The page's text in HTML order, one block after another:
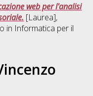
web per l'analisi
[Laurea],
in Informatica per il